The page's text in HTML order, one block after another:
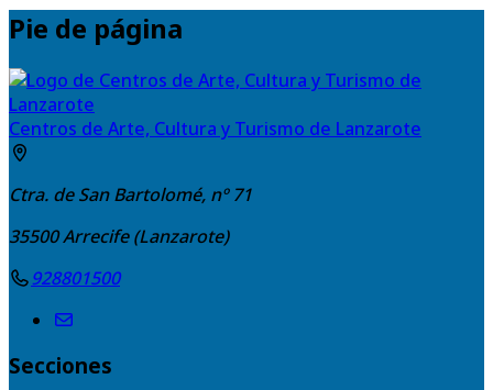
Pie de página
Centros de Arte, Cultura y Turismo de Lanzarote
Ctra. de San Bartolomé, nº 71
35500Arrecife (Lanzarote)
928801500
Secciones